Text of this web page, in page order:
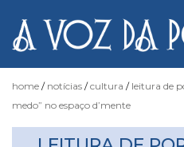
Notícias
home notícias cultura
leitura de
medo” no espaço d’mente